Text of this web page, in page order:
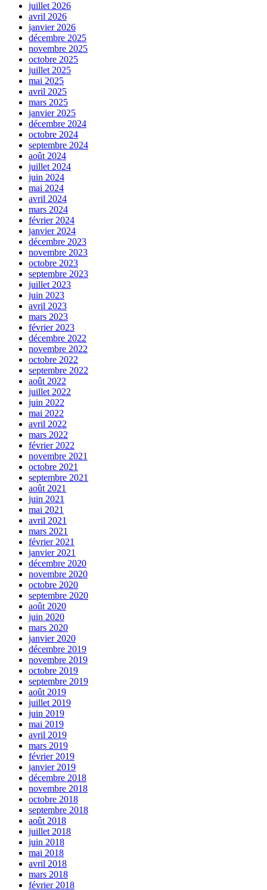
juillet 2026
avril 2026
janvier 2026
décembre 2025
novembre 2025
octobre 2025
juillet 2025
mai 2025
avril 2025
mars 2025
janvier 2025
décembre 2024
octobre 2024
septembre 2024
août 2024
juillet 2024
juin 2024
mai 2024
avril 2024
mars 2024
février 2024
janvier 2024
décembre 2023
novembre 2023
octobre 2023
septembre 2023
juillet 2023
juin 2023
avril 2023
mars 2023
février 2023
décembre 2022
novembre 2022
octobre 2022
septembre 2022
août 2022
juillet 2022
juin 2022
mai 2022
avril 2022
mars 2022
février 2022
novembre 2021
octobre 2021
septembre 2021
août 2021
juin 2021
mai 2021
avril 2021
mars 2021
février 2021
janvier 2021
décembre 2020
novembre 2020
octobre 2020
septembre 2020
août 2020
juin 2020
mars 2020
janvier 2020
décembre 2019
novembre 2019
octobre 2019
septembre 2019
août 2019
juillet 2019
juin 2019
mai 2019
avril 2019
mars 2019
février 2019
janvier 2019
décembre 2018
novembre 2018
octobre 2018
septembre 2018
août 2018
juillet 2018
juin 2018
mai 2018
avril 2018
mars 2018
février 2018